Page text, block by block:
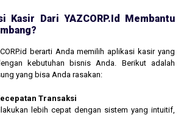
Kasir Dari YAZCORP.id Membantu
berarti Anda memilih aplikasi kasir yang
kebutuhan bisnis Anda. Berikut adalah
yang bisa Anda rasakan:
Transaksi
lebih cepat dengan sistem yang intuitif,